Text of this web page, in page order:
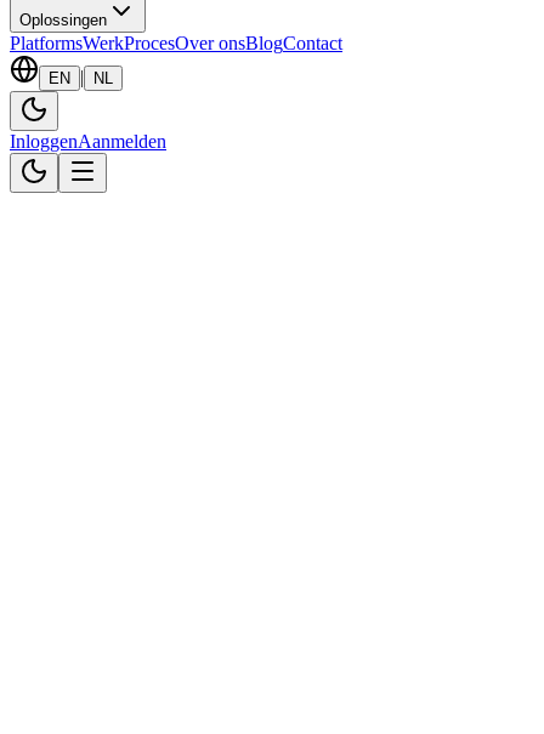
Oplossingen
PlatformsWerkProcesOver onsBlogContact
EN | NL
InloggenAanmelden